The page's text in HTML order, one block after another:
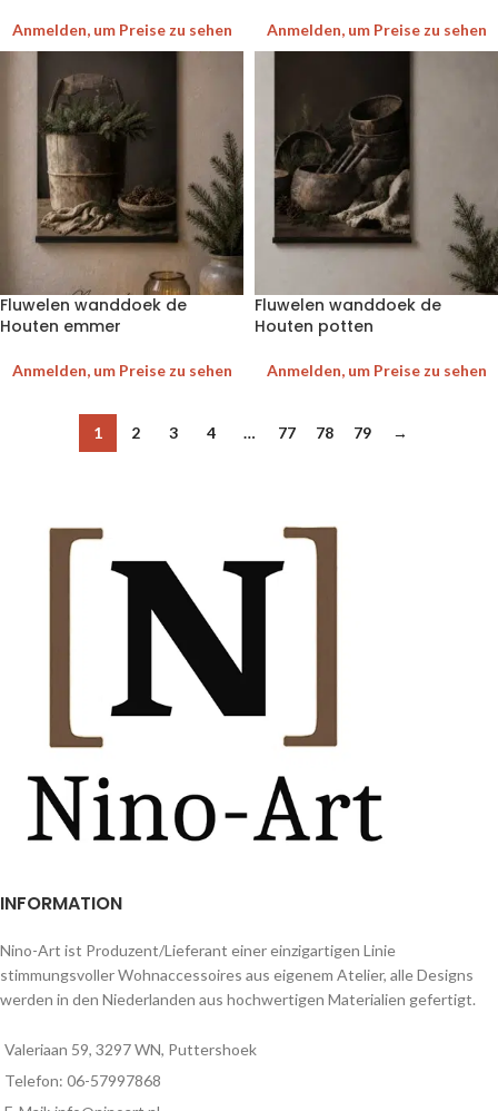
Anmelden, um Preise zu sehen Anmelden, um Preise zu sehen
Fluwelen wanddoek de
Houten emmer
Anmelden, um Preise zu sehen
Fluwelen wanddoek de
Houten potten
Anmelden, um Preise zu sehen
1 2 3 4 … 77 78 79 →
INFORMATION
Nino-Art ist Produzent/Lieferant einer einzigartigen Linie
stimmungsvoller Wohnaccessoires aus eigenem Atelier, alle Designs
werden in den Niederlanden aus hochwertigen Materialien gefertigt.
Valeriaan 59, 3297 WN, Puttershoek
Telefon: 06-57997868